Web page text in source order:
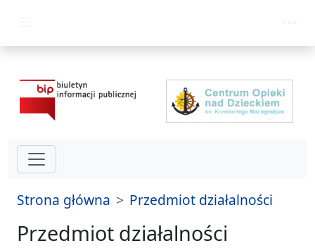
Strona główna Przedmiot działalności
Przedmiot działalności